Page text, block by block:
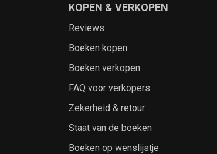
KOPEN & VERKOPEN
Reviews
Boeken kopen
Boeken verkopen
FAQ voor verkopers
Zekerheid & retour
Staat van de boeken
Boeken op wenslijstje